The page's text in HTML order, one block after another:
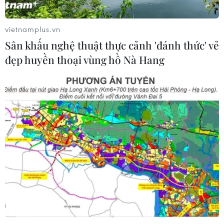
THỦY
Sở hữu trí tuệ
RSS
Hỗ trợ
Ngôn ngữ
Dịch vụ tin
Quảng cáo
Liên hệ
Giấy phép số: 1374/GP-BTTTT do Bộ Thông tin và Truyền thông
cấp ngày 11/9/2008.
Quảng cáo: Phó TBT Nguyễn Thị Tám: 093.5958688, Email:
tamvna@gmail.com
Điện thoại: (024) 39411349 - (024) 39411348, Fax: (024)
39411348
vietnamplus.vn
Sân khấu nghệ thuật thực cảnh 'đánh thức' vẻ
đẹp huyền thoại vùng hồ Nà Hang